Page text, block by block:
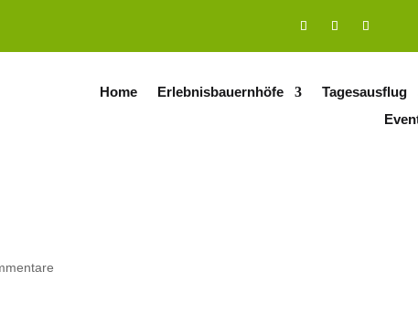
Home Erlebnisbauernhöfe Tagesausflug